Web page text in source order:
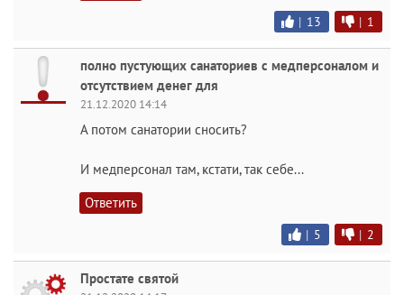
| 13 | 1
полно пустующих санаториев с медперсоналом и
отсутствием денег для
21.12.2020 14:14
А потом санатории сносить?
И медперсонал там, кстати, так себе...
Ответить
| 5 | 2
Простате святой